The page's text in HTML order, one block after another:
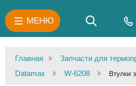
МЕНЮ
Главная
Запчасти для
Datamax
W-6208 Втулки